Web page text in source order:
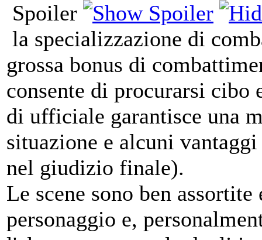
Spoiler
la specializzazione di
grossa bonus di
consente di procurarsi cibo
di ufficiale garantisce una
situazione e alcuni
nel giudizio finale).
Le scene sono ben
personaggio e,